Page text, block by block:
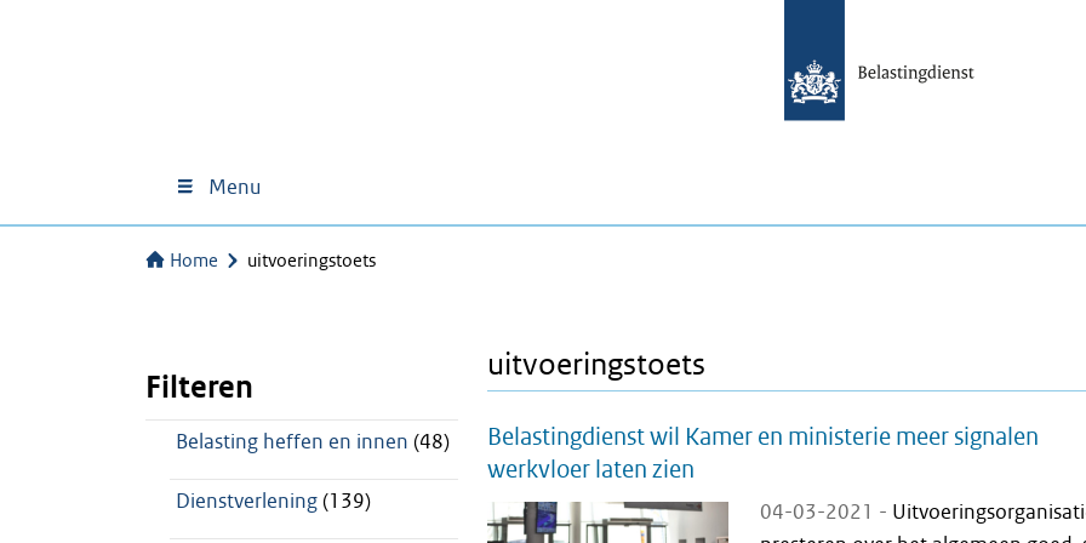
Menu
Home uitvoeringstoets
Filteren
Belasting heffen en innen (48)
Dienstverlening(139)
uitvoeringstoets
Belastingdienst wil Kamer en ministerie meer signalen
werkvloer laten zien
04-03-2021 -